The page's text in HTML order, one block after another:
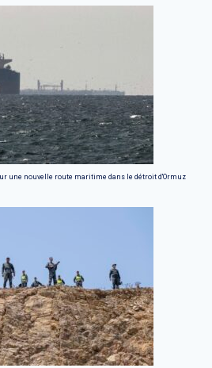
une nouvelle route maritime dans le détroit d'Ormuz